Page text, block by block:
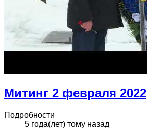
Митинг 2 февраля 2022
Подробности
5 года(лет) тому назад